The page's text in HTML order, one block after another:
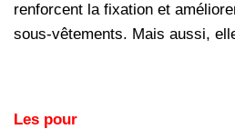
renforcent la fixation et
sous-vêtements. Mais aussi,
Les pour